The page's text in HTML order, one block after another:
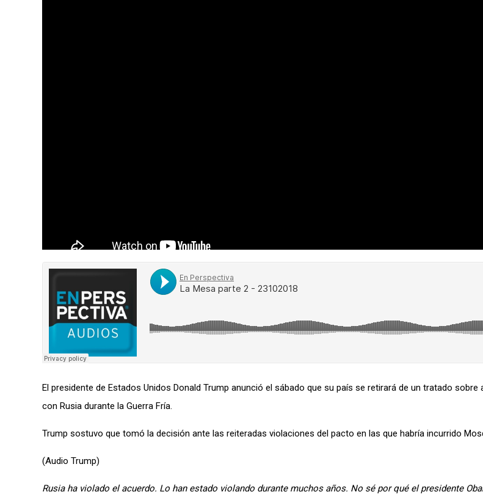
El presidente de Estados Unidos Donald Trump anunció el sábado que su país se retirará de un tratado
con Rusia durante la Guerra Fría.
Trump sostuvo que tomó la decisión ante las reiteradas violaciones del pacto en las que habría incurrido
(Audio Trump)
Rusia ha violado el acuerdo. Lo han estado violando durante muchos años. No sé por qué el presidente